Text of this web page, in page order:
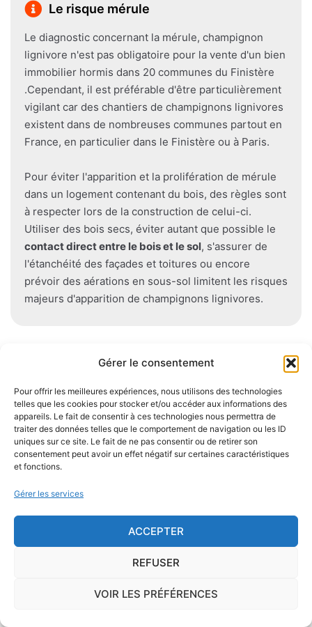
Gérer le consentement
Pour offrir les meilleures expériences, nous utilisons des technologies
telles que les cookies pour stocker et/ou accéder aux informations des
appareils. Le fait de consentir à ces technologies nous permettra de
traiter des données telles que le comportement de navigation ou les ID
uniques sur ce site. Le fait de ne pas consentir ou de retirer son
consentement peut avoir un effet négatif sur certaines caractéristiques
et fonctions.
Gérer les services
ACCEPTER
REFUSER
VOIR LES PRÉFÉRENCES
Le risque mérule
Le diagnostic concernant la mérule, champignon
lignivore n'est pas obligatoire pour la vente d'un bien
immobilier hormis dans 20 communes du Finistère
.Cependant, il est préférable d'être particulièrement
vigilant car des chantiers de champignons lignivores
existent dans de nombreuses communes partout en
France, en particulier dans le Finistère ou à Paris.
Pour éviter l'apparition et la prolifération de mérule
dans un logement contenant du bois, des règles sont
à respecter lors de la construction de celui-ci.
Utiliser des bois secs, éviter autant que possible le
contact direct entre le bois et le sol, s'assurer de
l'étanchéité des façades et toitures ou encore
prévoir des aérations en sous-sol limitent les risques
majeurs d'apparition de champignons lignivores.
risques pour ma ville
considéré commefaible.
concentration en radon qui peut être importante